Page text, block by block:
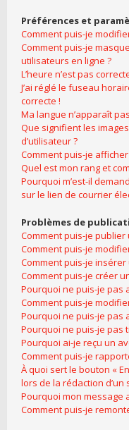
Préférences et
Comment puis-je
Comment puis-je
utilisateurs en ligne ?
L’heure n’est pas
J’ai réglé le fuseau
correcte !
Ma langue n’apparaît
Que signifient les
d’utilisateur ?
Comment puis-je
Quel est mon rang et
Pourquoi m’est-il
sur le lien de courrier
Problèmes de
Comment puis-je
Comment puis-je
Comment puis-je
Comment puis-je créer
Pourquoi ne puis-je pas
Comment puis-je
Pourquoi ne puis-je pas
Pourquoi ne puis-je pas
Pourquoi ai-je reçu un
Comment puis-je
À quoi sert le bouton «
lors de la rédaction d’un
Pourquoi mon message
Comment puis-je